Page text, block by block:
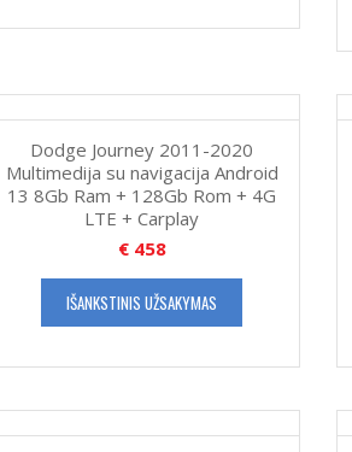
Dodge Journey 2011-2020
Multimedija su navigacija Android
13 8Gb Ram + 128Gb Rom + 4G
LTE + Carplay
€458
IŠANKSTINIS UŽSAKYMAS